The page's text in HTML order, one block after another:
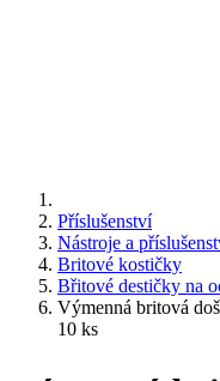
Příslušenství
Nástroje a
Britové kostičky
Břitové destičky na
Výmenná britová
10 ks